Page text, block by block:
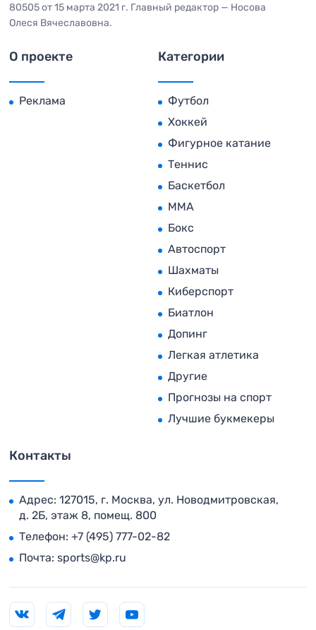
80505 от 15 марта 2021 г. Главный редактор — Носова
Олеся Вячеславовна.
О проекте
Реклама
Категории
Футбол
Хоккей
Фигурное катание
Теннис
Баскетбол
MMA
Бокс
Автоспорт
Шахматы
Киберспорт
Биатлон
Допинг
Легкая атлетика
Другие
Прогнозы на спорт
Лучшие букмекеры
Контакты
Адрес: 127015, г. Москва, ул. Новодмитровская,
д. 2Б, этаж 8, помещ. 800
Телефон: +7 (495) 777-02-82
Почта: sports@kp.ru